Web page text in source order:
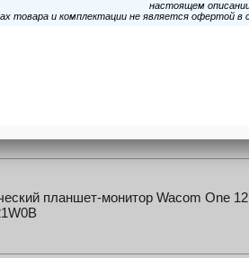
планшет Parblo Ninos Q USB
планшет-монитор Wacom One